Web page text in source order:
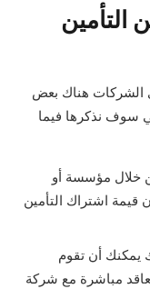
الشركات هناك بعض
سوف نذكرها فيما
خلال مؤسسة أو
قيمة اشتراك التأمين
يمكنك أن تقوم
مباشرة مع شركة